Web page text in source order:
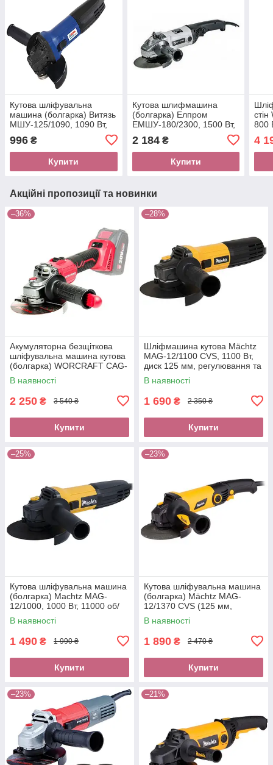
Кутова шліфувальна
машина (болгарка) Витязь
МШУ-125/1090, 1090 Вт,
11000 об/хв, диск 125 мм
996 ₴
Купити
Кутова шлифмашина
(болгарка) Елпром
ЕМШУ-180/2300, 1500 Вт,
7500 об/хв, діаметр диска
180 мм
2 184₴
Купити
800
4
Акційні пропозиції та новинки
–36%
Акумуляторна безщіткова
шліфувальна машина кутова
(болгарка) WORCRAFT CAG-
S20LiBS-125 (20В, без АКБ та
ЗП)
В наявності
2 250 ₴ 3 540 ₴
Купити
–28%
Шліфмашина кутова Mächtz
MAG-12/1100 CVS, 1100 Вт,
диск 125 мм, регулювання та
стабілізація обертів
В наявності
1 690 ₴ 2 350 ₴
Купити
–25%
Кутова шліфувальна машина
(болгарка) Machtz MAG-
12/1000, 1000 Вт, 11000 об/
хв, діаметр диска 125
В наявності
1 490 ₴ 1 990 ₴
Купити
–23%
Кутова шліфувальна машина
(болгарка) Mächtz MAG-
12/1370 CVS (125 мм,
регулювання оборотів,
стабілізація оборотів)
В наявності
1 890 ₴ 2 470 ₴
Купити
–23% –21%